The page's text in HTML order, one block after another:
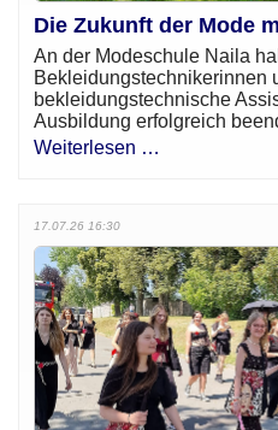
Die Zukunft der Mode
An der Modeschule Naila
Bekleidungstechnikerinnen
bekleidungstechnische
Ausbildung erfolgreich
Weiterlesen …
17.07.26 16:30